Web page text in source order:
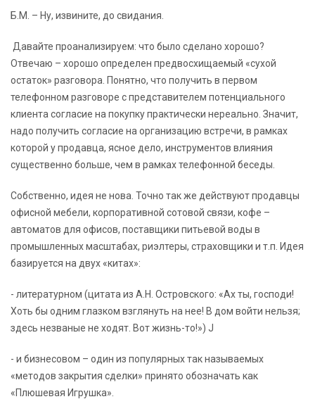
Б.М. – Ну, извините, до свидания.
Давайте проанализируем: что было сделано хорошо?
Отвечаю – хорошо определен предвосхищаемый «сухой
остаток» разговора. Понятно, что получить в первом
телефонном разговоре с представителем потенциального
клиента согласие на покупку практически нереально. Значит,
надо получить согласие на организацию встречи, в рамках
которой у продавца, ясное дело, инструментов влияния
существенно больше, чем в рамках телефонной беседы.
Собственно, идея не нова. Точно так же действуют продавцы
офисной мебели, корпоративной сотовой связи, кофе –
автоматов для офисов, поставщики питьевой воды в
промышленных масштабах, риэлтеры, страховщики и т.п. Идея
базируется на двух «китах»:
- литературном (цитата из А.Н. Островского: «Ах ты, господи!
Хоть бы одним глазком взглянуть на нее! В дом войти нельзя;
здесь незваные не ходят. Вот жизнь-то!») J
- и бизнесовом – один из популярных так называемых
«методов закрытия сделки» принято обозначать как
«Плюшевая Игрушка».